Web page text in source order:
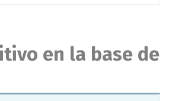
en la base de